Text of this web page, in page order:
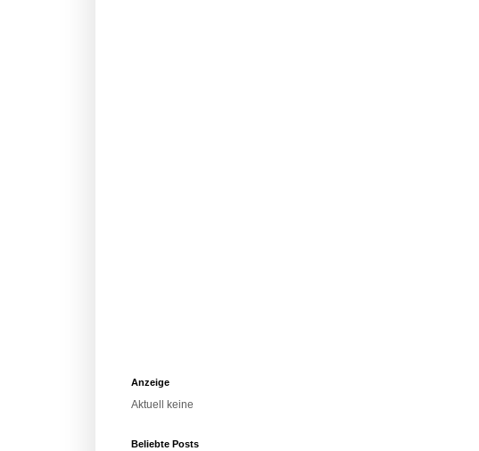
Anzeige
Aktuell keine
Beliebte Posts